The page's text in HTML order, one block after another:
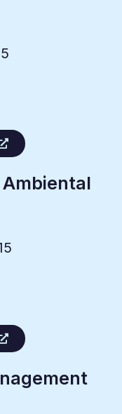
Ambiental